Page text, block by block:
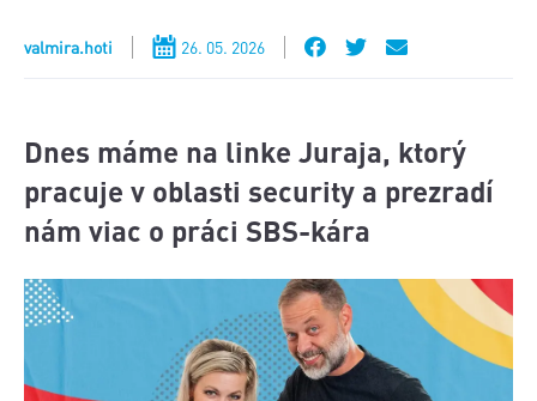
valmira.hoti 26. 05. 2026
Dnes máme na linke Juraja, ktorý
pracuje v oblasti security a prezradí
nám viac o práci SBS-kára